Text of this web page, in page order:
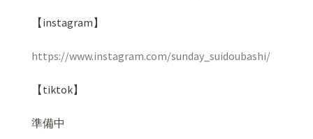
【instagram】
https://www.instagram.com/sunday_suidoubashi/
【tiktok】
準備中